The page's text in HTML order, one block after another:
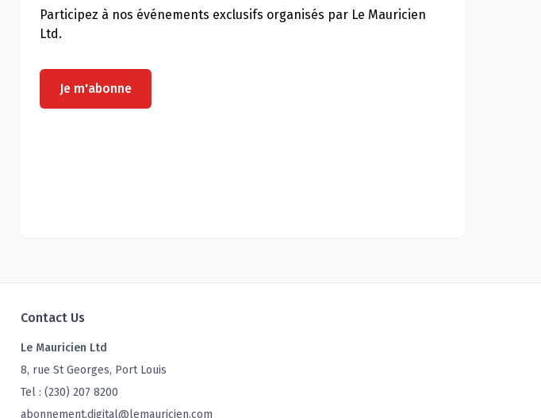
Participez à nos événements exclusifs organisés par Le Mauricien
Ltd.
Je m'abonne
Contact Us
Le Mauricien Ltd
8, rue St Georges, Port Louis
Tel : (230) 207 8200
abonnement.digital@lemauricien.com